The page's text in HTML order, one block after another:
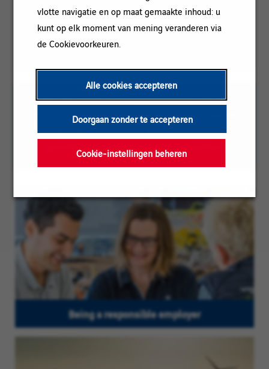
vlotte navigatie en op maat gemaakte inhoud: u
kunt op elk moment van mening veranderen via
de Cookievoorkeuren.
Alle cookies accepteren
Doorgaan zonder te accepteren
Cookie-instellingen beheren
Contracttype:
Alternantiecontract
Ervaringsniveau:
Beginner
Om het lezen te vergemakkelijken kan de
meervoudsvorm voor mannen op deze pagina
worden gebruikt; onze vacatures zijn echter
gericht op personen van alle geslachten
Being a responsible employer